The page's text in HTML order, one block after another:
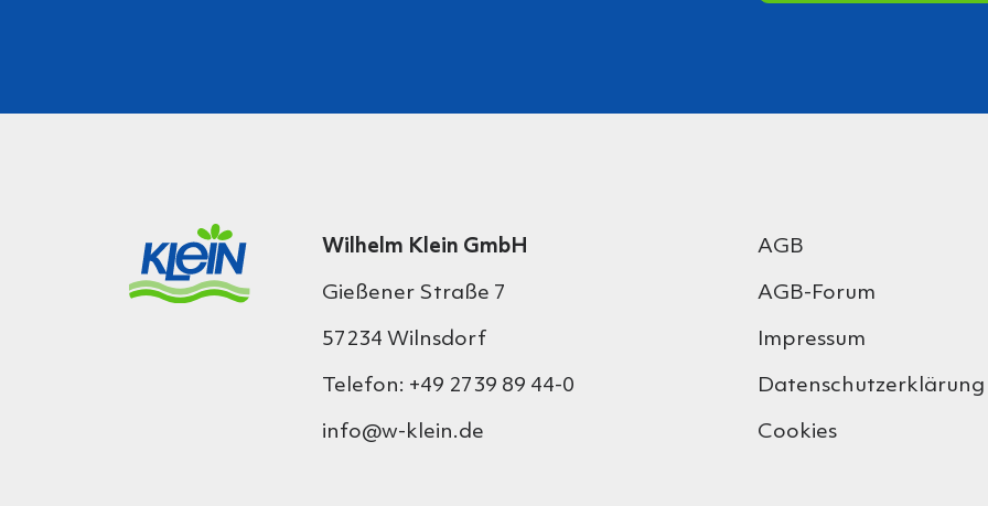
Wilhelm Klein GmbH
Gießener Straße 7
57234 Wilnsdorf
Telefon: +49 2739 89 44-0
info@w-klein.de
AGB
AGB-Forum
Impressum
Datenschutzerklärung
Cookies